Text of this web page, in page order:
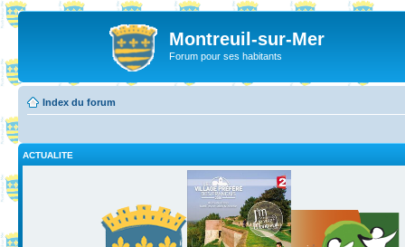
Montreuil-sur-Mer
Forum pour ses habitants
Index du forum
ACTUALITE